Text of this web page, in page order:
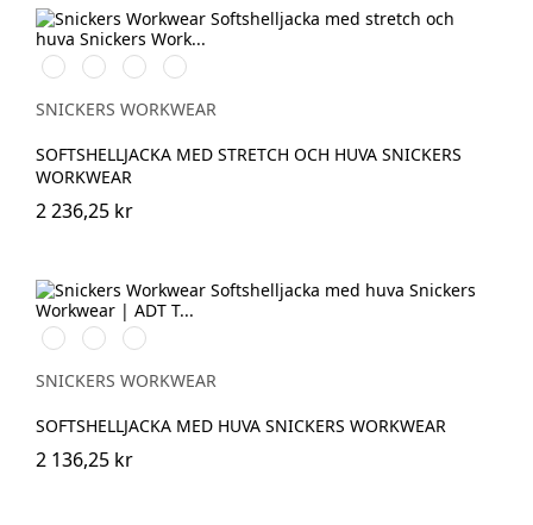
Svart/Svart
Marinblå/Mörk
marinblå
Stålgrå/Mörk
stålgrå
Khakigrön/Mörk
khakigrön
SNICKERS WORKWEAR
SOFTSHELLJACKA MED STRETCH OCH HUVA SNICKERS
WORKWEAR
2 236,25 kr
Stålgrå/Svart
Svart/SvartMarinblå/Svart
SNICKERS WORKWEAR
SOFTSHELLJACKA MED HUVA SNICKERS WORKWEAR
2 136,25 kr